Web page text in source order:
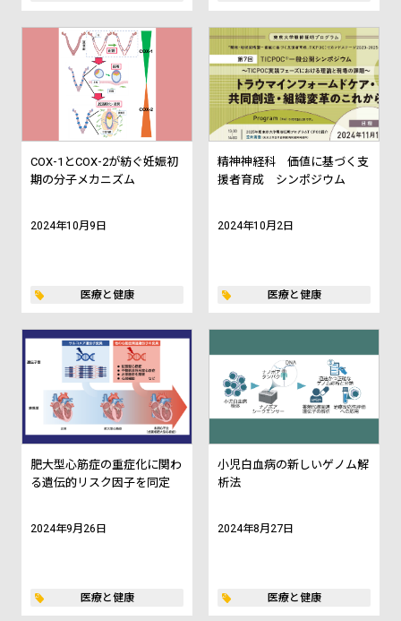
COX-1とCOX-2が紡ぐ妊娠初
期の分子メカニズム
2024年10月9日
医療と健康
精神神経科 価値に基づく支
援者育成 シンポジウム
2024年10月2日
医療と健康
肥大型心筋症の重症化に関わ
る遺伝的リスク因子を同定
2024年9月26日
医療と健康
小児白血病の新しいゲノム解
析法
2024年8月27日
医療と健康